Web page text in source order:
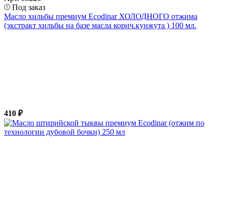
Под заказ
Масло хильбы премиум Ecodinar ХОЛОДНОГО отжима
(экстракт хильбы на базе масла корич.кунжута ) 100 мл.
410 ₽